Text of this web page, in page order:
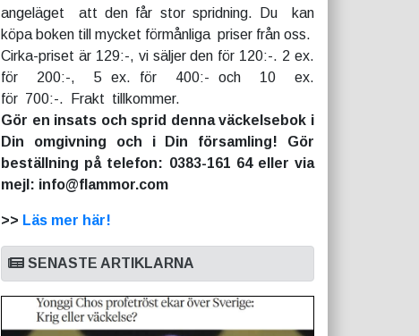
angeläget att den får stor spridning. Du kan
köpa boken till mycket förmånliga priser från oss.
Cirka-priset är 129:-, vi säljer den för 120:-. 2 ex.
för 200:-, 5 ex. för 400:- och 10 ex.
för 700:-. Frakt tillkommer.
Gör en insats och sprid denna väckelsebok i
Din omgivning och i Din församling! Gör
beställning på telefon: 0383-161 64 eller via
mejl: info@flammor.com
>> Läs mer här!
SENASTE ARTIKLARNA